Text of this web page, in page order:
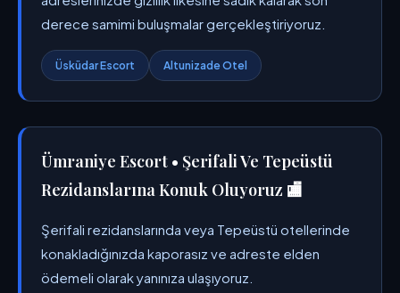
derece samimi buluşmalar gerçekleştiriyoruz.
Üsküdar Escort Altunizade Otel
Ümraniye Escort • Şerifali Ve Tepeüstü
Rezidanslarına Konuk Oluyoruz 🏬
Şerifali rezidanslarında veya Tepeüstü otellerinde
konakladığınızda kaporasız ve adreste elden
ödemeli olarak yanınıza ulaşıyoruz.